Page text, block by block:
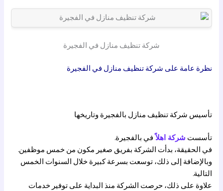
شركة تنظيف منازل في الفجيرة
نظرة عامة على شركة تنظيف منازل في الفجيرة
تأسيس شركة تنظيف منازل بالفجيرة وتاريخها
تأسست شركة اهلاً في بالفجيرة.
في الحقيقة، بدأت الشركة بفريق صغير مكون من خمس موظفين.
وبالإضافة إلى ذلك، توسعت بسرعة كبيرة خلال السنوات الخمس
التالية.
علاوة على ذلك، حرصت الشركة منذ البداية على توفير خدمات